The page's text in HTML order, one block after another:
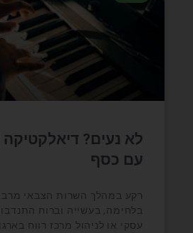
לא נעים?
עם כסף
רקע במהלך השרות הצבאי
בלחימה, בעשייה וברוח
עסקי או לניהול מרכז רווח